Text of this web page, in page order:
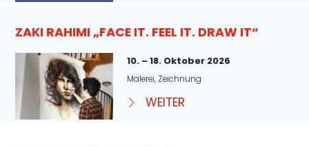
ZAKI RAHIMI „FACE IT. FEEL IT. DRAW IT“
10. – 18. Oktober 2026
Malerei, Zeichnung
WEITER